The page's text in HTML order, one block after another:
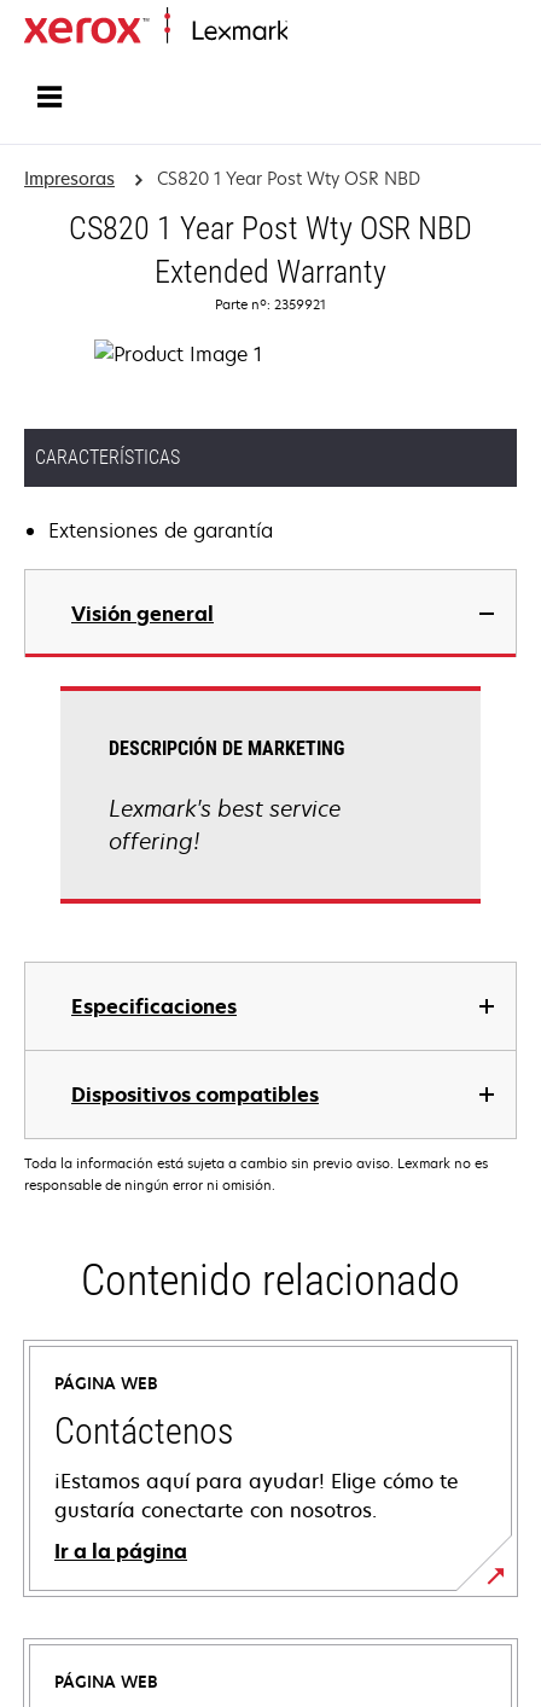
Impresoras CS820 1 Year Post Wty OSR NBD
CS820 1 Year Post Wty OSR NBD
Extended Warranty
Parte nº: 2359921
CARACTERÍSTICAS
Extensiones de garantía
Visión general
Especificaciones
Dispositivos compatibles
DESCRIPCIÓN DE MARKETING
Lexmark's best service
offering!
Toda la información está sujeta a cambio sin previo aviso. Lexmark no es
responsable de ningún error ni omisión.
Contenido relacionado
PÁGINA WEB
Contáctenos
¡Estamos aquí para ayudar! Elige cómo te
gustaría conectarte con nosotros.
Ir a la página
PÁGINA WEB